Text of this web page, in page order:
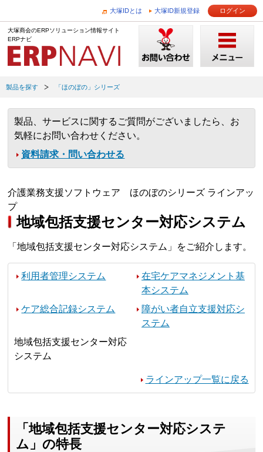
大塚IDとは 大塚ID新規登録 ログイン
大塚商会のERPソリューション情報サイト
ERPナビ
製品を探す 「ほのぼの」シリーズ
製品、サービスに関するご質問がございましたら、お
気軽にお問い合わせください。
資料請求・問い合わせる
介護業務支援ソフトウェア ほのぼのシリーズ ラインアッ
プ
地域包括支援センター対応システム
「地域包括支援センター対応システム」をご紹介します。
利用者管理システム
在宅ケアマネジメント基
本システム
ケア総合記録システム
障がい者自立支援対応シ
ステム
地域包括支援センター対応
システム
ラインアップ一覧に戻る
「地域包括支援センター対応システ
ム」の特長